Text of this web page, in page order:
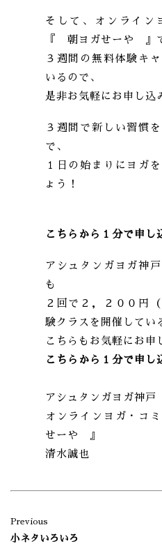
そして、オンライン
『 朝ヨガせーや 』
３週間の無料体験キ
いるので、
是非お気軽にお申し込
３週間で新しい習慣
で、
１日の始まりにヨガ
ょう！
こちらから１分で申し
アシュタンガヨガ神
も
２回で２，２００円
験クラスを開催してい
こちらもお気軽にお申
こちらから１分で申し
アシュタンガヨガ神戸
オンラインヨガ・コ
せーや 』
清水誠也
Previous
小ネタいろいろ